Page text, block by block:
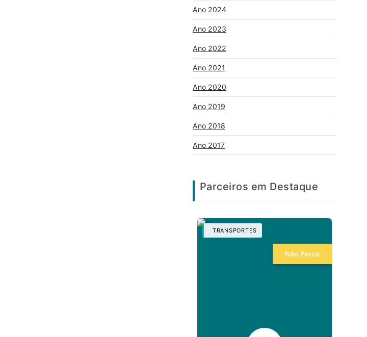
Ano 2024
Ano 2023
Ano 2022
Ano 2021
Ano 2020
Ano 2019
Ano 2018
Ano 2017
Parceiros em Destaque
Não Perca
TRANSPORTES